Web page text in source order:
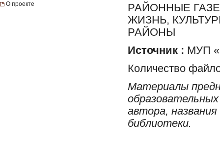
О проекте
РАЙОННЫЕ
ЖИЗНЬ,
РАЙОНЫ
Источник : МУП
Количество
Материалы
автора,
библиотеки.